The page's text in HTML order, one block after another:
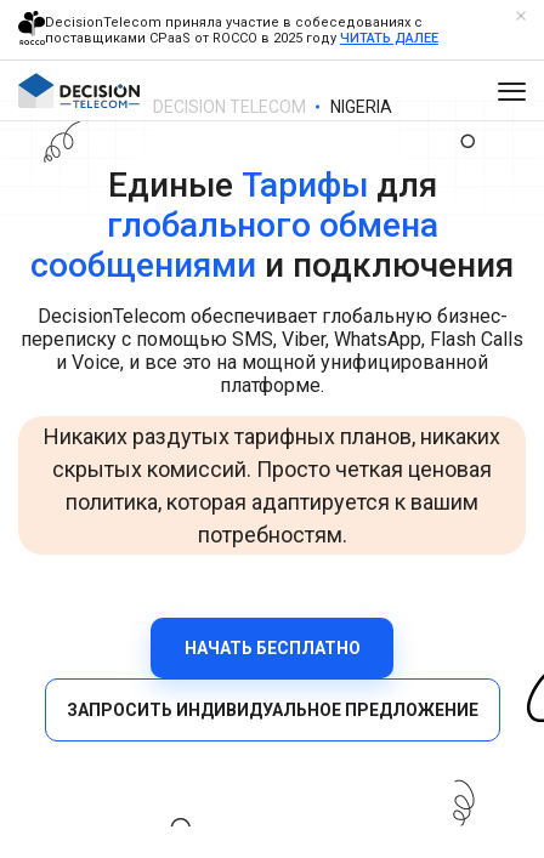
DecisionTelecom приняла участие в собеседованиях с
поставщиками CPaaS от ROCCO в 2025 году ЧИТАТЬ ДАЛЕЕ
DECISION TELECOM NIGERIA
Единые Тарифы для
глобального обмена
сообщениями и подключения
DecisionTelecom обеспечивает глобальную бизнес-
переписку с помощью SMS, Viber, WhatsApp, Flash Calls
и Voice, и все это на мощной унифицированной
платформе.
Никаких раздутых тарифных планов, никаких
скрытых комиссий. Просто четкая ценовая
политика, которая адаптируется к вашим
потребностям.
НАЧАТЬ БЕСПЛАТНО
ЗАПРОСИТЬ ИНДИВИДУАЛЬНОЕ ПРЕДЛОЖЕНИЕ